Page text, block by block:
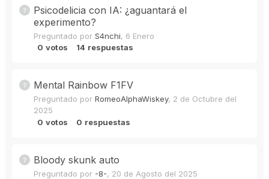
Psicodelicia con IA: ¿aguantará el
experimento?
Preguntado por S4nchi, 6 Enero
0 votos 14 respuestas
Mental Rainbow F1FV
Preguntado por RomeoAlphaWiskey, 2 de Octubre del
2025
0 votos 0 respuestas
Bloody skunk auto
Preguntado por -8-, 20 de Agosto del 2025